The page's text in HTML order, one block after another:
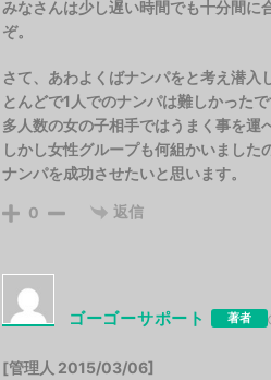
みなさんは少し遅い時間でも十分間に
ぞ。
さて、あわよくばナンパをと考え潜入
とんどで1人でのナンパは難しかったで
多人数の女の子相手ではうまく事を運
しかし女性グループも何組かいました
ナンパを成功させたいと思います。
0 返信
ゴーゴーサポート 著者
[管理人 2015/03/06]